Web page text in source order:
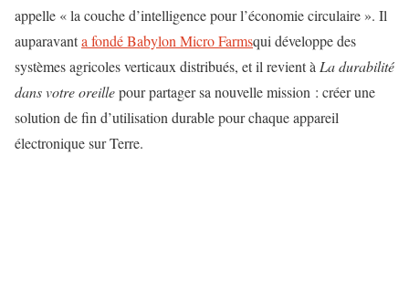
appelle « la couche d’intelligence pour l’économie circulaire ». Il
auparavanta fondé Babylon Micro Farmsqui développe des
systèmes agricoles verticaux distribués, et il revient à La durabilité
dans votre oreillepour partager sa nouvelle mission : créer une
solution de fin d’utilisation durable pour chaque appareil
électronique sur Terre.